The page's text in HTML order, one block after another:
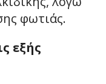
φωτιάς.
εξής